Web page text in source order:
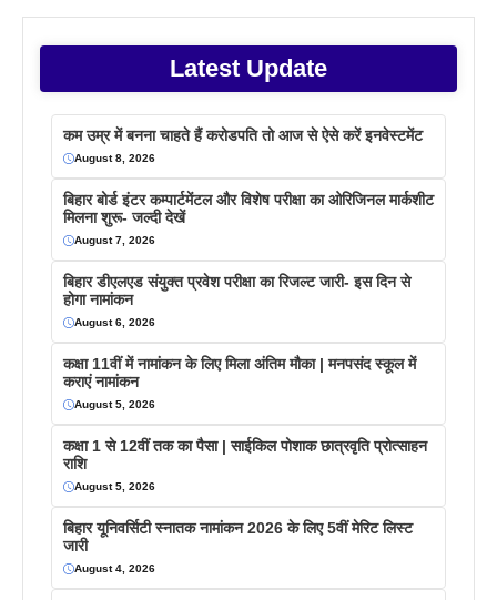
Latest Update
कम उम्र में बनना चाहते हैं करोडपति तो आज से ऐसे करें इनवेस्टमेंट
August 8, 2026
बिहार बोर्ड इंटर कम्पार्टमेंटल और विशेष परीक्षा का ओरिजिनल मार्कशीट
मिलना शुरू- जल्दी देखें
August 7, 2026
बिहार डीएलएड संयुक्त प्रवेश परीक्षा का रिजल्ट जारी- इस दिन से
होगा नामांकन
August 6, 2026
कक्षा 11वीं में नामांकन के लिए मिला अंतिम मौका | मनपसंद स्कूल में
कराएं नामांकन
August 5, 2026
कक्षा 1 से 12वीं तक का पैसा | साईकिल पोशाक छात्रवृति प्रोत्साहन
राशि
August 5, 2026
बिहार यूनिवर्सिटी स्नातक नामांकन 2026 के लिए 5वीं मेरिट लिस्ट
जारी
August 4, 2026